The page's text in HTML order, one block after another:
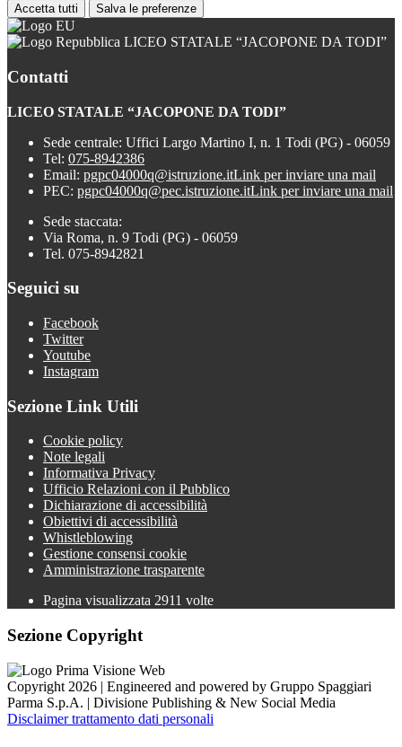
Accetta tutti Salva le preferenze
LICEO STATALE “JACOPONE DA TODI”
Contatti
LICEO STATALE “JACOPONE DA TODI”
Sede centrale: Uffici Largo Martino I, n. 1 Todi (PG) - 06059
Tel: 075-8942386
Email: pgpc04000q@istruzione.itLink per inviare una mail
PEC: pgpc04000q@pec.istruzione.itLink per inviare una mail
Sede staccata:
Via Roma, n. 9 Todi (PG) - 06059
Tel. 075-8942821
Seguici su
Facebook
Twitter
Youtube
Instagram
Sezione Link Utili
Cookie policy
Note legali
Informativa Privacy
Ufficio Relazioni con il Pubblico
Dichiarazione di accessibilità
Obiettivi di accessibilità
Whistleblowing
Gestione consensi cookie
Amministrazione trasparente
Pagina visualizzata 2911 volte
Sezione Copyright
Copyright 2026 | Engineered and powered by Gruppo Spaggiari
Parma S.p.A. | Divisione Publishing & New Social Media
Disclaimer trattamento dati personali